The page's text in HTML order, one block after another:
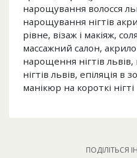
нарощування волосся
нарощування нігтів
рівне, візаж і макіяж,
массажний салон,
нарощення нігтів
нігтів львів, епіляція в
манікюр на короткі нігті
ПОДІЛІТЬСЯ